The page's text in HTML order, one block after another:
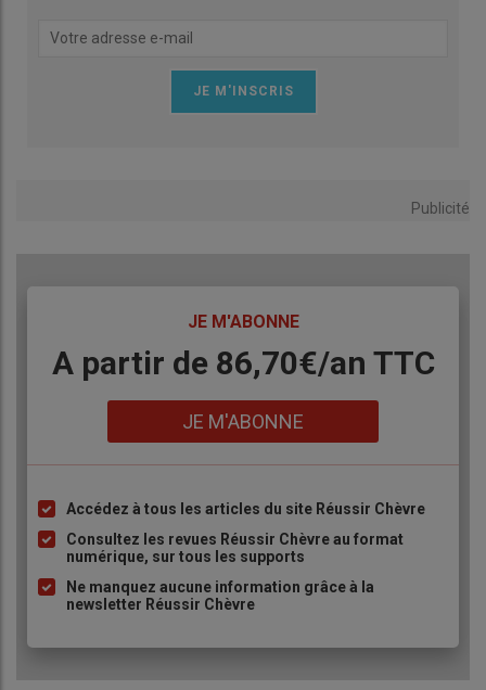
Publicité
JE M'ABONNE
Body
A partir de 86,70€/an TTC
JE M'ABONNE
Liste
à
puce
Accédez à tous les articles du site Réussir Chèvre
Consultez les revues Réussir Chèvre au format
numérique, sur tous les supports
Ne manquez aucune information grâce à la
newsletter Réussir Chèvre